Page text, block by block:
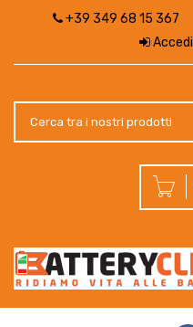
+39 349 68 15 367
Accedi